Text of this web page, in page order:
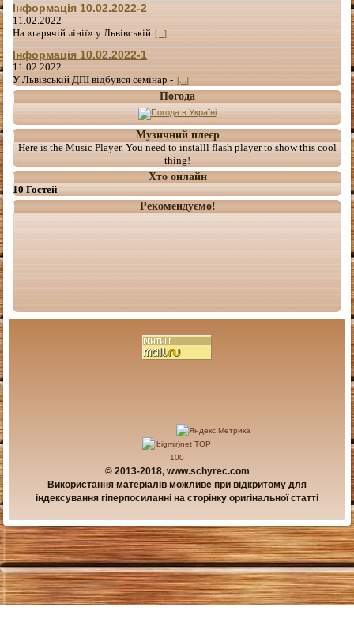
Інформація 10.02.2022-2
11.02.2022
На «гарячій лінії» у Львівській [...]
Інформація 10.02.2022-1
11.02.2022
У Львівській ДПІ відбувся семінар - [...]
Погода
Музичний плеєр
Here is the Music Player. You need to installl flash player to show this cool
thing!
Хто онлайн
10 Гостей
Рекомендуємо!
© 2013-2018, www.schyrec.com
Використання матеріалів можливе при відкритому для
індексування гіперпосиланні на сторінку оригінальної статті